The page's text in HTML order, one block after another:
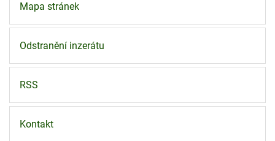
Mapa stránek
Odstranění inzerátu
RSS
Kontakt